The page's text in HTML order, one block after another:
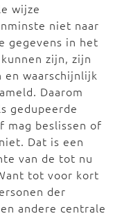
wijze
niet naar
gegevens in het
zijn, zijn
en waarschijnlijk
Daarom
gedupeerde
mag beslissen of
Dat is een
van de tot nu
tot voor kort
der
andere centrale